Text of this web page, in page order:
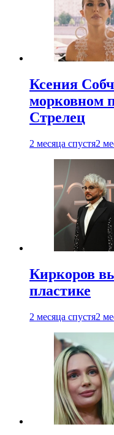
Ксения
морковном
Стрелец
2 месяца спустя2
Киркоров
пластике
2 месяца спустя2